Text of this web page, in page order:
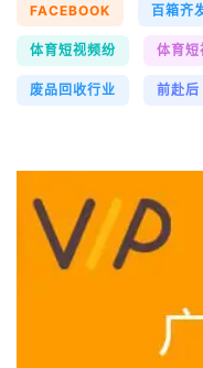
FACEBOOK 百箱齐
体育短视频纷 体育短
废品回收行业 前赴后